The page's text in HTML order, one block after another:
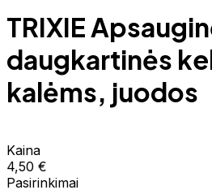
TRIXIE
daugkartinės
kalėms, juodos
Kaina
4,50 €
Pasirinkimai